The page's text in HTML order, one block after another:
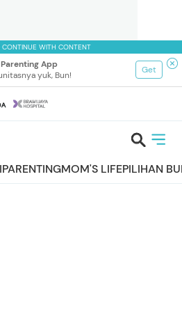
CONTINUE WITH CONTENT
App
yuk, Bun!
Get
PARENTINGMOM'S LIFEPILIHAN